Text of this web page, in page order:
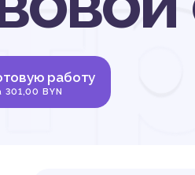
работу
301,00 BYN